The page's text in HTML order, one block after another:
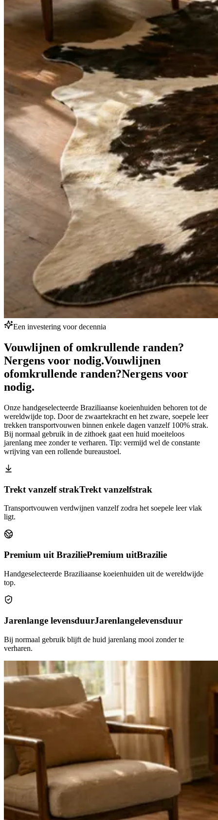
Een investering voor decennia
Vouwlijnen of omkrullende randen?
Nergens voor nodig.Vouwlijnen
ofomkrullende randen?Nergens voor
nodig.
Onze handgeselecteerde Braziliaanse koeienhuiden behoren tot de
wereldwijde top. Door de zwaartekracht en het zware, soepele leer
trekken transportvouwen binnen enkele dagen vanzelf 100% strak.
Bij normaal gebruik in de zithoek gaat een huid moeiteloos
jarenlang mee zonder te verharen. Tip: vermijd wel de constante
wrijving van een rollende bureaustoel.
Trekt vanzelf strakTrekt vanzelfstrak
Transportvouwen verdwijnen vanzelf zodra het soepele leer vlak
ligt.
Premium uit BraziliePremium uitBrazilie
Handgeselecteerde Braziliaanse koeienhuiden uit de wereldwijde
top.
Jarenlange levensduurJarenlangelevensduur
Bij normaal gebruik blijft de huid jarenlang mooi zonder te
verharen.